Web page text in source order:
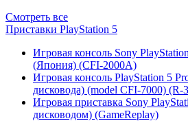
Смотреть все
Приставки PlayStation 5
Игровая консоль Sony
(Япония) (CFI-2000A)
Игровая консоль PlayStation 5
дисковода) (model CFI-7000)
Игровая приставка Sony
дисководом) (GameReplay)